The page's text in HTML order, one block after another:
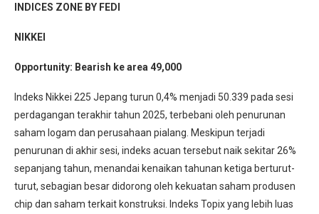
INDICES ZONE BY FEDI
NIKKEI
Opportunity: Bearish ke area 49,000
Indeks Nikkei 225 Jepang turun 0,4% menjadi 50.339 pada sesi
perdagangan terakhir tahun 2025, terbebani oleh penurunan
saham logam dan perusahaan pialang. Meskipun terjadi
penurunan di akhir sesi, indeks acuan tersebut naik sekitar 26%
sepanjang tahun, menandai kenaikan tahunan ketiga berturut-
turut, sebagian besar didorong oleh kekuatan saham produsen
chip dan saham terkait konstruksi. Indeks Topix yang lebih luas